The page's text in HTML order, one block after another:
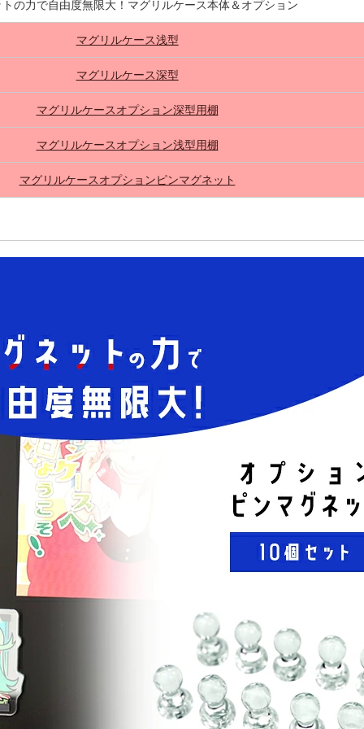
の力で自由度無限大！マグリルケース本体＆オプション
マグリルケース浅型
マグリルケース深型
マグリルケースオプション深型用棚
マグリルケースオプション浅型用棚
マグリルケースオプションピンマグネット